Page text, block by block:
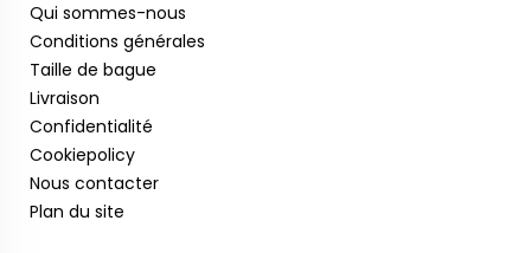
Qui sommes-nous
Conditions générales
Taille de bague
Livraison
Confidentialité
Cookiepolicy
Nous contacter
Plan du site